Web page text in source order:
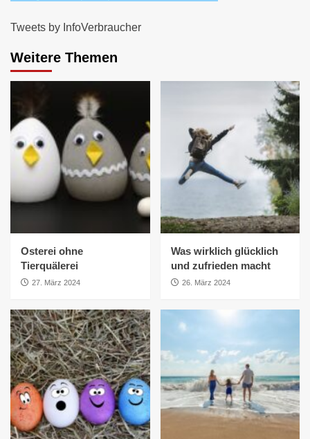
Tweets by InfoVerbraucher
Weitere Themen
Osterei ohne
Tierquälerei
27. März 2024
Was wirklich glücklich
und zufrieden macht
26. März 2024